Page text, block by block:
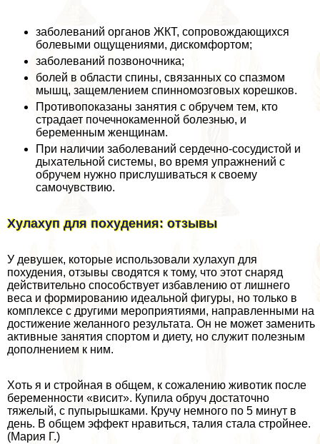
заболеваний органов ЖКТ, сопровождающихся
болевыми ощущениями, дискомфортом;
заболеваний позвоночника;
болей в области спины, связанных со спазмом
мышц, защемлением спинномозговых корешков.
Противопоказаны занятия с обручем тем, кто
страдает почечнокаменной болезнью, и
беременным женщинам.
При наличии заболеваний сердечно-сосудистой и
дыхательной системы, во время упражнений с
обручем нужно прислушиваться к своему
самочувствию.
Хулахуп для похудения: отзывы
У дeвyшек, которые использовали хулахуп для
похудения, отзывы сводятся к тому, что этот снаряд
действительно способствует избавлению от лишнего
веса и формированию идеальной фигуры, но только в
комплексе с другими мероприятиями, направленными на
достижение желанного результата. Он не может заменить
активные занятия спортом и диету, но служит полезным
дополнением к ним.
Хоть я и стройная в общем, к сожалению животик после
беременности «висит». Купила обруч достаточно
тяжелый, с пупырышками. Кручу немного по 5 минут в
день. В общем эффект нравиться, талия стала стройнее.
(Мария Г.)